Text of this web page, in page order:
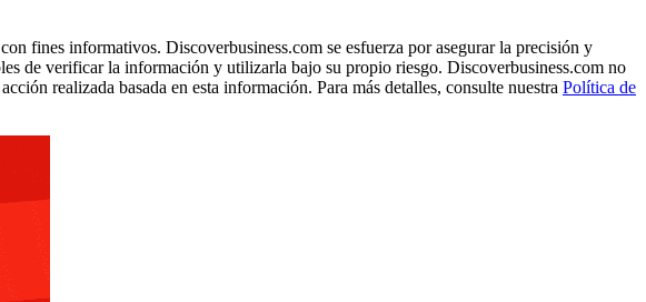
fines informativos. Discoverbusiness.com se esfuerza por asegurar la precisión y
de verificar la información y utilizarla bajo su propio riesgo. Discoverbusiness.com no
realizada basada en esta información. Para más detalles, consulte nuestra Política de